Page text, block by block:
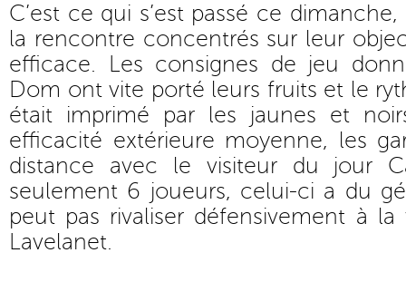
C’est ce qui s’est passé ce
la rencontre concentrés sur leur
efficace. Les consignes de jeu
Dom ont vite porté leurs fruits et le
était imprimé par les jaunes et
efficacité extérieure moyenne, les
distance avec le visiteur du jour
seulement 6 joueurs, celui-ci a du
peut pas rivaliser défensivement à la
Lavelanet.